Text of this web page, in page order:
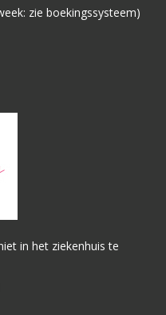
zie boekingssysteem)
in het ziekenhuis te